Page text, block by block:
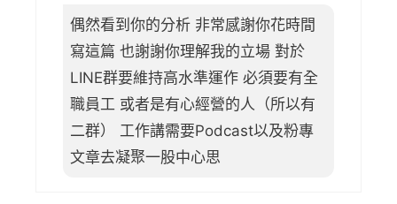
偶然看到你的分析 非常感謝你花時間
寫這篇 也謝謝你理解我的立場 對於
LINE群要維持高水準運作 必須要有全
職員工 或者是有心經營的人（所以有
二群） 工作講需要Podcast以及粉專
文章去凝聚一股中心思